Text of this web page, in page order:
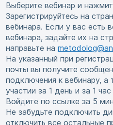
Выберите вебинар и
Зарегистрируйтесь на
вебинара. Если у вас есть
вебинара, задайте их на
направьте на
На указанный при
почты вы получите
подключения к вебинару, а
участии за 1 день и за 1
Войдите по ссылке за 5
Не забудьте подключить
отключить все остальные